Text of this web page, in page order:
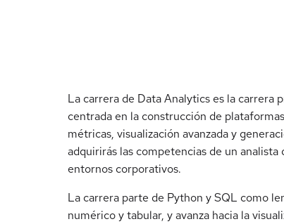
La carrera de Data Analytics es la carrera
centrada en la construcción de
métricas, visualización avanzada y
adquirirás las competencias de un
entornos corporativos.
La carrera parte de Python y SQL como
numérico y tabular, y avanza hacia la